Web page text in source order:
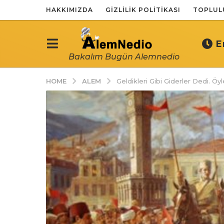
HAKKIMIZDA GIZLILIK POLITIKASI
Bakalım Bugün Alemnedio
HOME ALEM Geldikleri Gibi Giderler Dedi.